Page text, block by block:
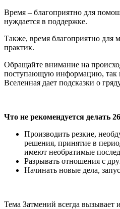
Время – благоприятно для
нуждается в поддержке.
Также, время благоприятно для
практик.
Обращайте внимание на
поступающую информацию, так
Вселенная дает подсказки о
Что не рекомендуется делать
Производить резкие,
решения, принятие в
имеют необратимые
Разрывать отношения с
Начинать новые дела,
Тема Затмений всегда вызывает